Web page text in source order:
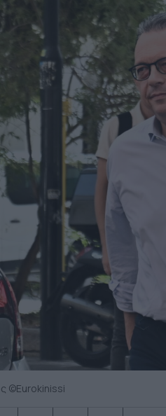
©Eurokinissi